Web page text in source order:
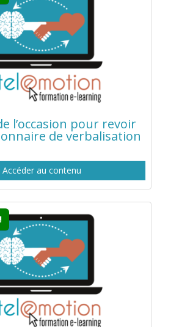
l’occasion pour revoir
de verbalisation
Accéder au contenu